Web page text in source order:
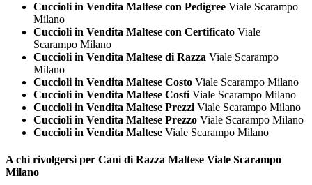
Cuccioli in Vendita Maltese con Pedigree Viale Scarampo
Milano
Cuccioli in Vendita Maltese con Certificato Viale
Scarampo Milano
Cuccioli in Vendita Maltese di Razza Viale Scarampo
Milano
Cuccioli in Vendita Maltese Costo Viale Scarampo Milano
Cuccioli in Vendita Maltese Costi Viale Scarampo Milano
Cuccioli in Vendita Maltese Prezzi Viale Scarampo Milano
Cuccioli in Vendita Maltese Prezzo Viale Scarampo Milano
Cuccioli in Vendita Maltese Viale Scarampo Milano
A chi rivolgersi per Cani di Razza Maltese Viale Scarampo
Milano